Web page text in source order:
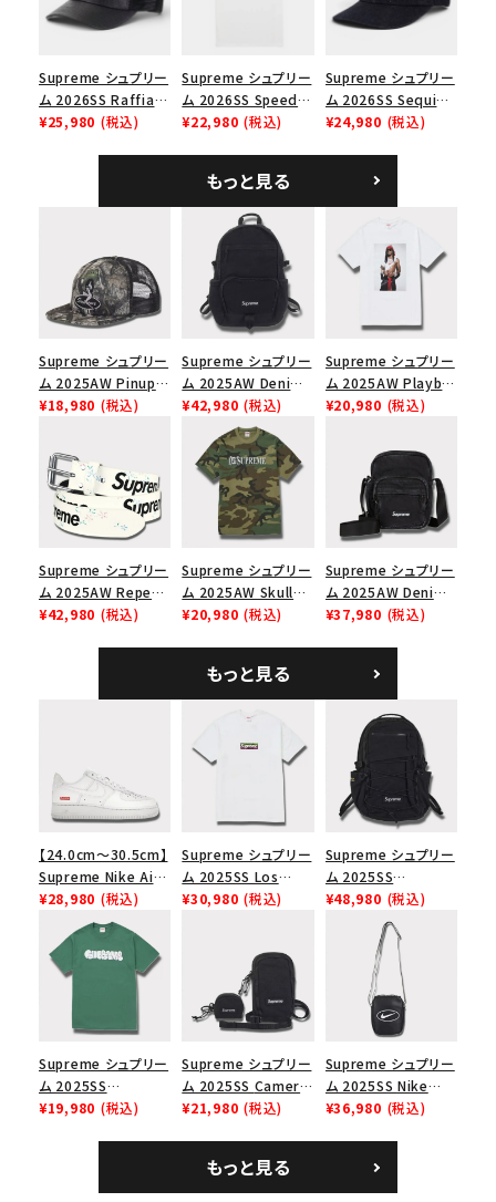
絞り込んで検索する
Supreme シュプリー
ム 2026SS Raffia
Mesh Back 5-Panel
¥25,980 (税込)
Supreme シュプリー
ム 2026SS Speed
Tee スピードTシャツ
¥22,980 (税込)
Supreme シュプリー
ム 2026SS Sequin
Denim Classic
シックロゴ 6パネルキ
ャップ ブラック
¥24,980 (税込)
もっと見る
Supreme シュプリー
ム 2025AW Pinup
Mesh Back 5-Panel
ュバック 5パネルキャ
ップ トゥルーティン
バーHTC フォールカ
¥18,980 (税込)
Supreme シュプリー
ム 2025AW Denim
Backpack デニム バ
ックパック ブラック
¥42,980 (税込)
Supreme シュプリー
ム 2025AW Playboi
Carti Tee プレイボ
¥20,980 (税込)
Supreme シュプリー
ム 2025AW Repeat
Leather Belt リピー
¥42,980 (税込)
Supreme シュプリー
ム 2025AW Skull
Tee スカル Tシャ
¥20,980 (税込)
Supreme シュプリー
ム 2025AW Denim
Shoulder Bag デニ
¥37,980 (税込)
もっと見る
【24.0cm～30.5cm】
Supreme Nike Air
Force 1 Low シュプ
リーム ナイキエアフォ
ース１スニーカー シ
ューズ ホワイト
¥28,980 (税込)
Supreme シュプリー
ム 2025SS Los
Angeles Fire Relief
スロゴTシャツ ホワ
¥30,980 (税込)
Supreme シュプリー
ム 2025SS
Backpack バックパッ
ク ブラック 黒
¥48,980 (税込)
Supreme シュプリー
ム 2025SS
Homerun Tee ホー
¥19,980 (税込)
Supreme シュプリー
ム 2025SS Camera
Bag + Mini Pouch
¥21,980 (税込)
Supreme シュプリー
ム 2025SS Nike
Leather Shoulder
¥36,980 (税込)
もっと見る